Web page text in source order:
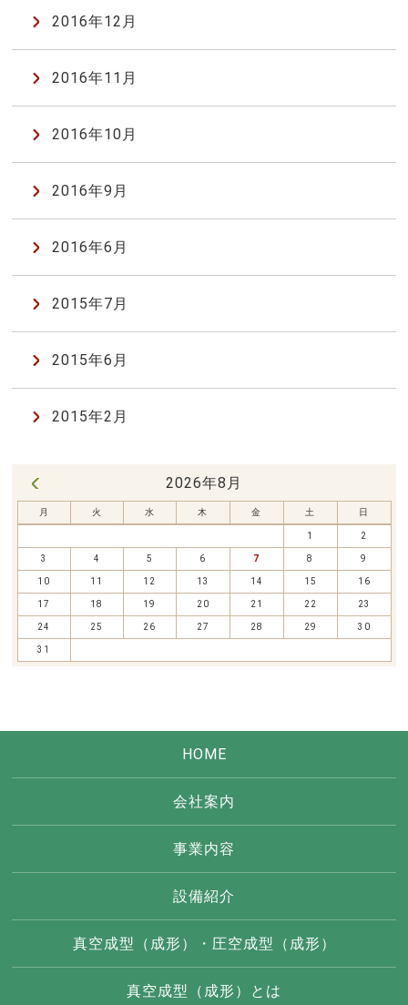
2016年12月
2016年11月
2016年10月
2016年9月
2016年6月
2015年7月
2015年6月
2015年2月
2026年8月
月 火 水 木 金 土 日
1 2
3 4 5 6 7 8 9
10 11 12 13 14 15 16
17 18 19 20 21 22 23
24 25 26 27 28 29 30
31
HOME
会社案内
事業内容
設備紹介
真空成型（成形）・圧空成型（成形）
真空成型（成形）とは